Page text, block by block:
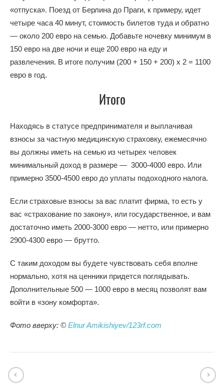
«отпуска». Поезд от Берлина до Праги, к примеру, идет
четыре часа 40 минут, стоимость билетов туда и обратно
— около 200 евро на семью. Добавьте ночевку минимум в
150 евро на две ночи и еще 200 евро на еду и
развлечения. В итоге получим (200 + 150 + 200) х 2 = 1100
евро в год.
Итого
Находясь в статусе предпринимателя и выплачивая
взносы за частную медицинскую страховку, ежемесячно
вы должны иметь на семью из четырех человек
минимальный доход в размере — 3000-4000 евро. Или
примерно 3500-4500 евро до уплаты подоходного налога.
Если страховые взносы за вас платит фирма, то есть у
вас «страхование по закону», или государственное, и вам
достаточно иметь 2000-3000 евро — нетто, или примерно
2900-4300 евро — брутто.
С таким доходом вы будете чувствовать себя вполне
нормально, хотя на ценники придется поглядывать.
Дополнительные 500 — 1000 евро в месяц позволят вам
войти в «зону комфорта».
Фото вверху: © Elnur Amikishiyev/123rf.com